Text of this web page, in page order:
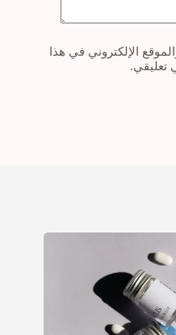
الإلكتروني في هذا
تعليقي.